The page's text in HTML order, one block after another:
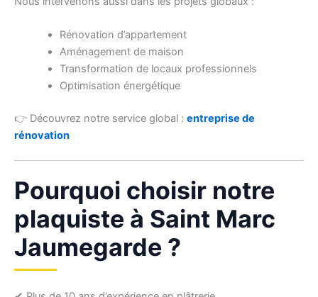
Rénovation d’appartement
Aménagement de maison
Transformation de locaux professionnels
Optimisation énergétique
👉 Découvrez notre service global : entreprise de
rénovation
Pourquoi choisir notre
plaquiste à Saint Marc
Jaumegarde ?